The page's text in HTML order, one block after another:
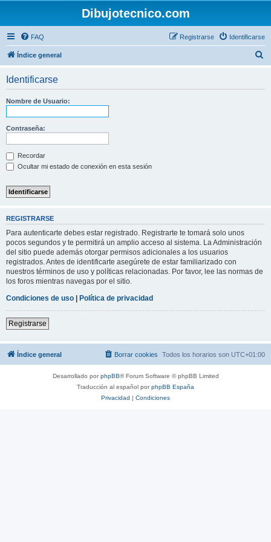
Dibujotecnico.com
FAQ Identificarse
Registrarse
Índice general
Identificarse
Nombre de Usuario:
Contraseña:
Recordar
Ocultar mi estado de conexión en esta sesión
REGISTRARSE
Para autenticarte debes estar registrado. Registrarte te tomará solo unos
pocos segundos y te permitirá un amplio acceso al sistema. La Administración
del sitio puede además otorgar permisos adicionales a los usuarios
registrados. Antes de identificarte asegúrete de estar familiarizado con
nuestros términos de uso y políticas relacionadas. Por favor, lee las normas de
los foros mientras navegas por el sitio.
Condiciones de uso | Política de privacidad
Registrarse
Índice general Todos los horarios son UTC+01:00
Borrar cookies
Desarrollado porphpBB® Forum Software © phpBB Limited
Traducción al español porphpBB España
Privacidad | Condiciones